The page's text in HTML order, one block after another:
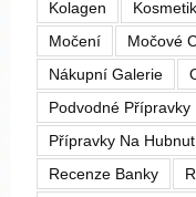
Kolagen
Močení
Močové
Nákupní Galerie
Podvodné Přípravky
Přípravky Na
Recenze Banky